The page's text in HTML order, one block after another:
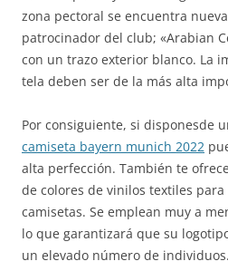
zona pectoral se encuentra
patrocinador del club; «Arabian
con un trazo exterior blanco. La
tela deben ser de la más alta
Por consiguiente, si disponesde
camiseta bayern munich 2022
alta perfección. También te
de colores de vinilos textiles
camisetas. Se emplean muy a
lo que garantizará que su
un elevado número de